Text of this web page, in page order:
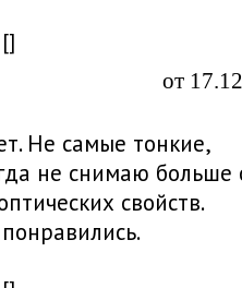
[]
от
Не самые тонкие,
не снимаю больше
свойств.